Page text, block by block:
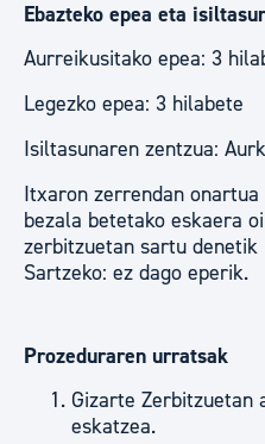
Ebazteko epea eta
Aurreikusitako epea: 3
Legezko epea: 3 hilabete
Isiltasunaren zentzua:
Itxaron zerrendan
bezala betetako eskaera
zerbitzuetan sartu denetik
Sartzeko: ez dago eperik.
Prozeduraren urratsak
Gizarte Zerbitzuetan
eskatzea.